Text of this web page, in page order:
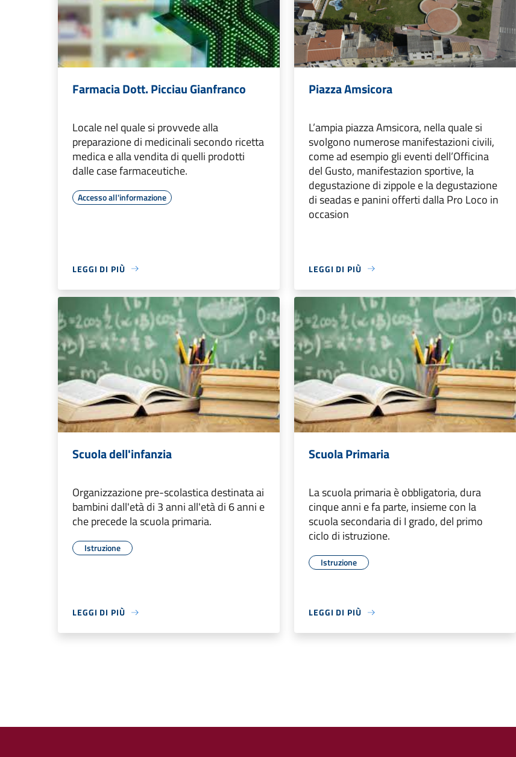
Farmacia Dott. Picciau Gianfranco
Locale nel quale si provvede alla
preparazione di medicinali secondo ricetta
medica e alla vendita di quelli prodotti
dalle case farmaceutiche.
Accesso all'informazione
LEGGI DI PIÙ
Piazza Amsicora
L’ampia piazza Amsicora, nella quale si
svolgono numerose manifestazioni civili,
come ad esempio gli eventi dell’Officina
del Gusto, manifestazion sportive, la
degustazione di zippole e la degustazione
di seadas e panini offerti dalla Pro Loco in
occasion
LEGGI DI PIÙ
Scuola dell'infanzia
Organizzazione pre-scolastica destinata ai
bambini dall'età di 3 anni all'età di 6 anni e
che precede la scuola primaria.
Istruzione
LEGGI DI PIÙ
Scuola Primaria
La scuola primaria è obbligatoria, dura
cinque anni e fa parte, insieme con la
scuola secondaria di I grado, del primo
ciclo di istruzione.
Istruzione
LEGGI DI PIÙ